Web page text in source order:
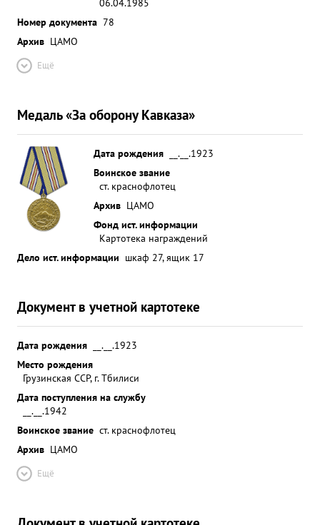
Номер документа 78
Архив ЦАМО
Ещё
Медаль «За оборону Кавказа»
Дата рождения
__.__.1923
Воинское звание
ст. краснофлотец
Архив ЦАМО
Фонд ист. информации
Картотека награждений
Дело ист. информации шкаф 27, ящик 17
Документ в учетной картотеке
Дата рождения
__.__.1923
Место рождения
Грузинская ССР, г. Тбилиси
Дата поступления на службу
__.__.1942
Воинское звание ст. краснофлотец
Архив ЦАМО
Ещё